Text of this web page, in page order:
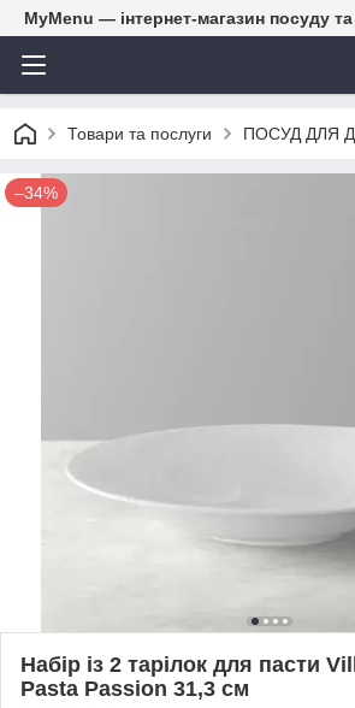
MyMenu — інтернет-магазин посуду
Товари та послуги ПОСУД ДЛЯ
–34%
Набір із 2 тарілок для пасти
Pasta Passion 31,3 см